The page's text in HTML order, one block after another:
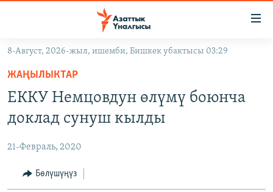
Навигацияга
өтүңүз
Издөөгө
салыңыз
ЭКОНОМИКА
МАДАНИЯТ
БОРБОР АЗИЯ
АТАЙЫН ИЛИКТӨӨ
ТВ ПРОГРАММАЛАР
8-Август, 2026-жыл, ишемби, Бишкек убактысы 03:29
ЖАҢЫЛЫКТАР
ЕККУ Немцовдун өлүмү боюнча
доклад сунуш кылды
21-Февраль, 2020
Бөлүшүңүз